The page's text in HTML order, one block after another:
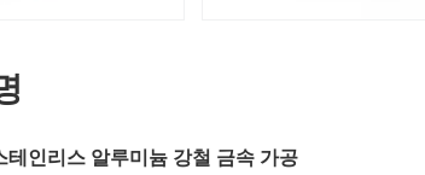
인리스 알루미늄 강철 금속 가공